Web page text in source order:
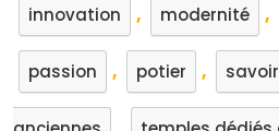
innovation , modernité ,
passion , potier ,